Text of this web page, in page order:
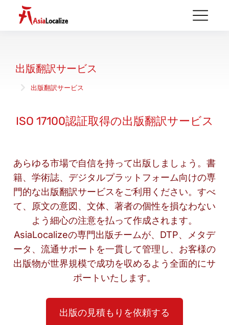
出版翻訳サービス
You are here:
出版翻訳サービス
ISO 17100認証取得の出版翻訳サービス
あらゆる市場で自信を持って出版しましょう。書
籍、学術誌、デジタルプラットフォーム向けの専
門的な出版翻訳サービスをご利用ください。すべ
て、原文の意図、文体、著者の個性を損なわない
よう細心の注意を払って作成されます。
AsiaLocalizeの専門出版チームが、DTP、メタデ
ータ、流通サポートを一貫して管理し、お客様の
出版物が世界規模で成功を収めるよう全面的にサ
ポートいたします。
出版の見積もりを依頼する